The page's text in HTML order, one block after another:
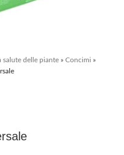
salute delle piante » Concimi »